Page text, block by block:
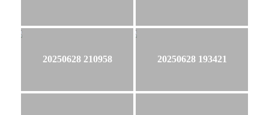
20250628 210958 20250628 193421